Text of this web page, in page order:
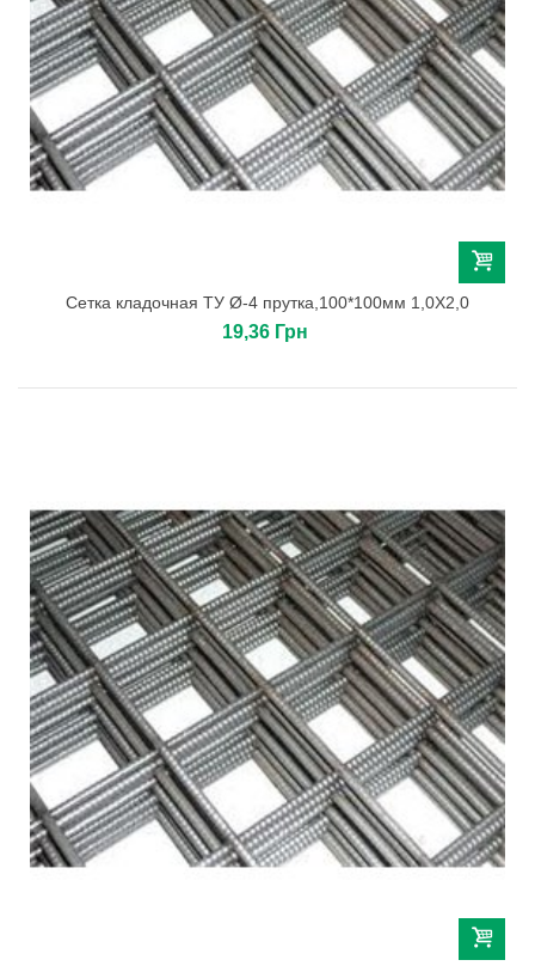
Сетка кладочная ТУ Ø-4 прутка,100*100мм 1,0Х2,0
19,36 Грн